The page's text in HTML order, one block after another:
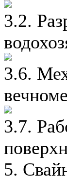
3.2.
3.6.
3.7.
5.